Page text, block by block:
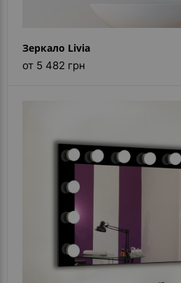
Зеркало Livia
от 5 482 грн